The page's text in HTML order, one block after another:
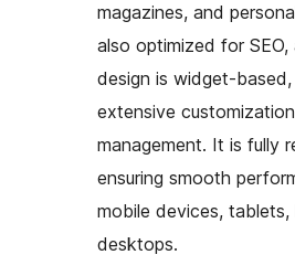
magazines, and
also optimized for SEO,
design is widget-based,
extensive
management. It is fully
ensuring smooth
mobile devices, tablets,
desktops.